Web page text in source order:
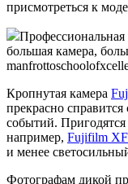
присмотреться к
большая камера,
Кропнутая камера
прекрасно
событий.
например, Fujifilm XF
и менее
Фотографам дикой